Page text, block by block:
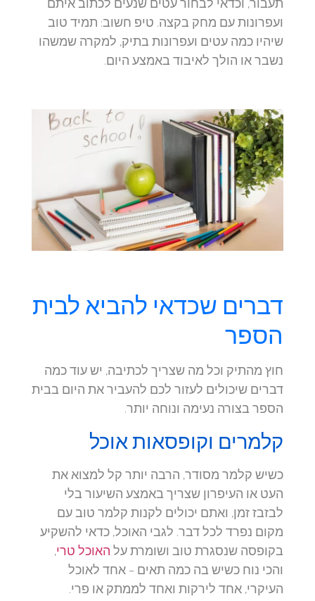
ועפרונות עם מחק בקצה. טיפ חשוב: תמיד טוב
שיהיו כמה עטים ועפרונות בתיק, למקרה שמשהו
נשבר או הולך לאיבוד באמצע היום.
דברים שכדאי להביא לבית
הספר
חוץ מהתיק וכל מה שצריך לכתיבה, יש עוד כמה
דברים שיכולים לעזור לכם להעביר את היום בבית
הספר בצורה נעימה ונוחה יותר.
קלמרים וקופסאות אוכל
כשיש קלמר מסודר, הרבה יותר קל למצוא את
העט או העיפרון שצריך באמצע השיעור בלי
לבזבז זמן, ואתם יכולים לקנות קלמר טוב עם
מקום נפרד לכל דבר. לגבי האוכל, כדאי להשקיע
בקופסה שנסגרת טוב ושומרת עלהאוכל טרי,
והכי נוח כשיש בה כמה תאים – אחד לאוכל
העיקרי, אחד לירקות ואחד לממתק או פרי.